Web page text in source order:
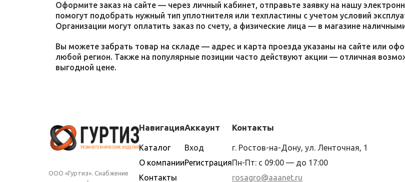
Оформите заказ на сайте — через личный кабинет, отправьте заявку на нашу
помогут подобрать нужный тип уплотнителя или техпластины с учетом условий
Организации могут оплатить заказ по счету, а физические лица — в магазине
Вы можете забрать товар на складе — адрес и карта проезда указаны на сайте или
любой регион. Также на популярные позиции часто действуют акции — отличная
выгодной цене.
ООО «Гуртиз». Снабжение
Навигация
Каталог
О компании
Контакты
Аккаунт
Вход
Регистрация
Контакты
г. Ростов-на-Дону, ул. Ленточная, 1
Пн-Пт: с 09:00 — до 17:00
rosagro@aaanet.ru